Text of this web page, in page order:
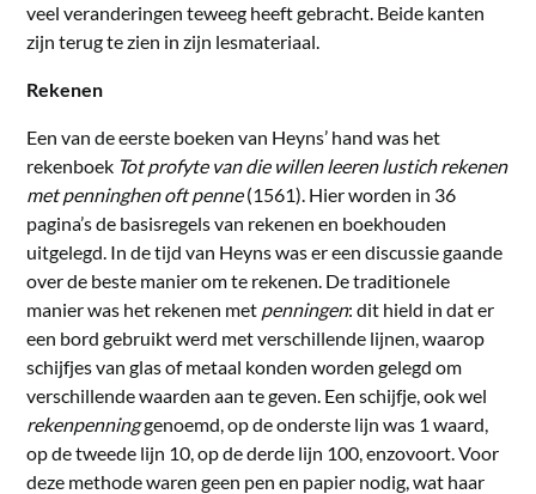
veel veranderingen teweeg heeft gebracht. Beide kanten
zijn terug te zien in zijn lesmateriaal.
Rekenen
Een van de eerste boeken van Heyns’ hand was het
rekenboek Tot profyte van die willen leeren lustich rekenen
met penninghen oft penne(1561). Hier worden in 36
pagina’s de basisregels van rekenen en boekhouden
uitgelegd. In de tijd van Heyns was er een discussie gaande
over de beste manier om te rekenen. De traditionele
manier was het rekenen met penningen: dit hield in dat er
een bord gebruikt werd met verschillende lijnen, waarop
schijfjes van glas of metaal konden worden gelegd om
verschillende waarden aan te geven. Een schijfje, ook wel
rekenpenninggenoemd, op de onderste lijn was 1 waard,
op de tweede lijn 10, op de derde lijn 100, enzovoort. Voor
deze methode waren geen pen en papier nodig, wat haar